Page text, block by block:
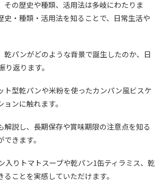
の歴史や種類、活用法は多岐にわたりま
・種類・活用法を知ることで、日常生活や
パンがどのような背景で誕生したのか、日
返ります。
型乾パンや米粉を使ったカンパン風ビスケ
ンに触れます。
説し、長期保存や賞味期限の注意点を知る
きます。
りトマトスープや乾パン1缶ティラミス、乾
ことを実感していただけます。